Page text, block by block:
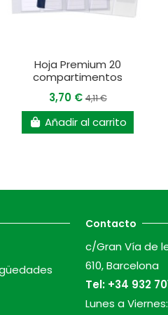
Hoja Premium 20
compartimentos
3,70 €4,11 €
Añadir al carrito
Contacto
c/Gran Vía de
610, Barcelona
Tel: +34 932
Lunes a Viernes: